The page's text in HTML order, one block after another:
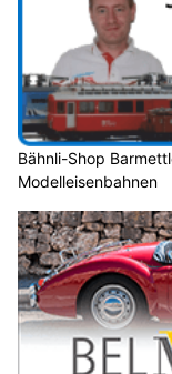
Bähnli-Shop
Modelleisenbahnen